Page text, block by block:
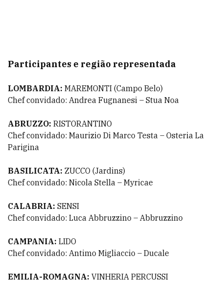
Participantes e região representada
LOMBARDIA: MAREMONTI (Campo Belo)
Chef convidado: Andrea Fugnanesi – Stua Noa
ABRUZZO: RISTORANTINO
Chef convidado: Maurizio Di Marco Testa – Osteria La
Parigina
BASILICATA: ZUCCO (Jardins)
Chef convidado: Nicola Stella – Myricae
CALABRIA: SENSI
Chef convidado: Luca Abbruzzino – Abbruzzino
CAMPANIA: LIDO
Chef convidado: Antimo Migliaccio – Ducale
EMILIA-ROMAGNA: VINHERIA PERCUSSI